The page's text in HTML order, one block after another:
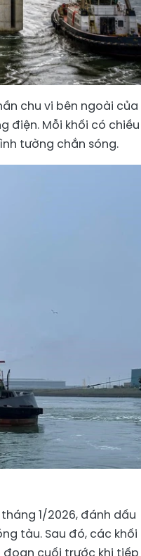
chu vi bên ngoài của
điện. Mỗi khối có chiều
tường chắn sóng.
1/2026, đánh dấu
tàu. Sau đó, các khối
cuối trước khi tiếp